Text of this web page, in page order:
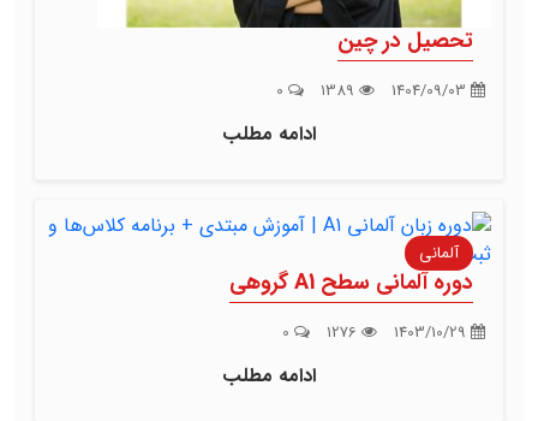
تحصیل در چین
ادامه مطلب
آلمانی
دوره آلمانی سطح A1 گروهی
ادامه مطلب